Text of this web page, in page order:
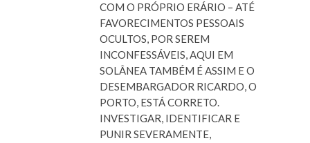
COM O PRÓPRIO ERÁRIO – ATÉ
FAVORECIMENTOS PESSOAIS
OCULTOS, POR SEREM
INCONFESSÁVEIS, AQUI EM
SOLÂNEA TAMBÉM É ASSIM E O
DESEMBARGADOR RICARDO, O
PORTO, ESTÁ CORRETO.
INVESTIGAR, IDENTIFICAR E
PUNIR SEVERAMENTE,